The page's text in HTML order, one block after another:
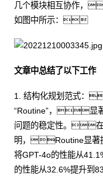
几个模块相互协作，
如图中所示：
文章中总结了以下工作
1. 结构化规划范式：
“Routine”，显著
问题的稳定性。在
明，Routine显著
将GPT-4o的性能从
的性能从32.6%提升